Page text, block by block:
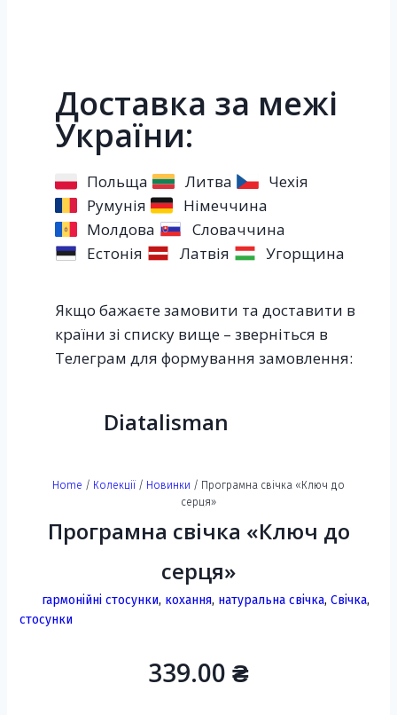
Доставка за межі
України:
Польща Литва
Чехія
Румунія
Німеччина
Молдова
Словаччина
Естонія
Латвія Угорщина
Якщо бажаєте замовити та доставити в
країни зі списку вище – зверніться в
Телеграм для формування замовлення:
Diatalisman
Home / Колекції / Новинки / Програмна свічка «Ключ до
серця»
Програмна свічка «Ключ до
серця»
гармонійні стосунки, кохання, натуральна свічка, Свічка,
стосунки
339.00 ₴